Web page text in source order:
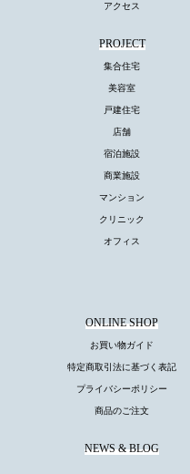
アクセス
PROJECT
集合住宅
美容室
戸建住宅
店舗
宿泊施設
商業施設
マンション
クリニック
オフィス
ONLINE SHOP
お買い物ガイド
特定商取引法に基づく表記
プライバシーポリシー
商品のご注文
NEWS & BLOG